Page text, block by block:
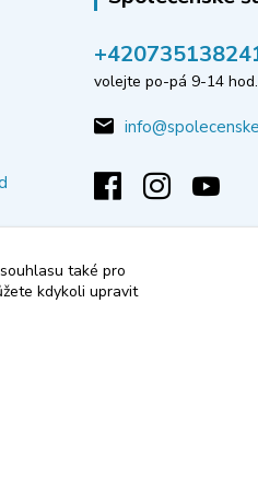
volejte po-pá 9-14 hod.
také pro
kdykoli upravit